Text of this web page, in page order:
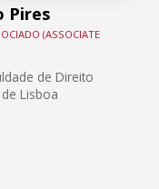
Pires
(ASSOCIATE
de Direito
Lisboa